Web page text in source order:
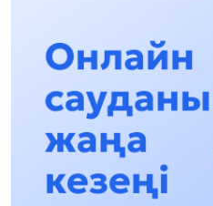
13:13, 30 Shilde 2026
Asqat Asylbekov: Kúshti
kerek!
12:01, 28 Shilde 2026